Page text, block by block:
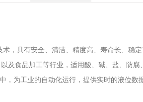
，具有安全、清洁、精度高、寿命长、稳
及食品加工等行业，适用酸、碱、盐、防
为工业的自动化运行，提供实时的液位数